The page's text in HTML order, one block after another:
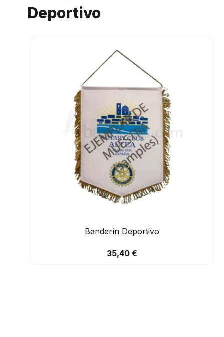
Deportivo
Banderín Deportivo
35,40 €